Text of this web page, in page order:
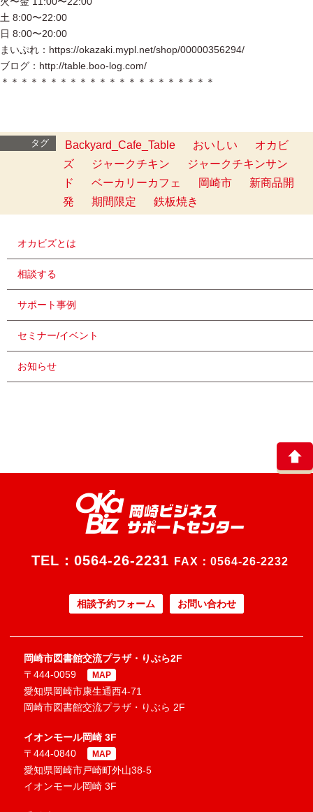
土 8:00〜22:00
日 8:00〜20:00
まいぷれ：https://okazaki.mypl.net/shop/00000356294/
ブログ：http://table.boo-log.com/
＊＊＊＊＊＊＊＊＊＊＊＊＊＊＊＊＊＊＊＊＊＊
タグ Backyard_Cafe_Table おいしい
オカビ
ズ
ジャークチキン
ジャークチキンサン
ド
ベーカリーカフェ 岡崎市
新商品開
発
期間限定 鉄板焼き
オカビズとは
相談する
サポート事例
セミナー/イベント
お知らせ
TEL： 0564-26-2231 FAX：0564-26-2232
相談予約フォーム お問い合わせ
岡崎市図書館交流プラザ・りぶら2F
〒444-0059
MAP
愛知県岡崎市康生通西4-71
岡崎市図書館交流プラザ・りぶら 2F
イオンモール岡崎 3F
〒444-0840
MAP
愛知県岡崎市戸崎町外山38-5
イオンモール岡崎 3F